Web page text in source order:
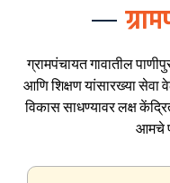
ग्रामपंचायत गावातील
आणि शिक्षण यांसारख्या सेवा
विकास साधण्यावर लक्ष
आमचे